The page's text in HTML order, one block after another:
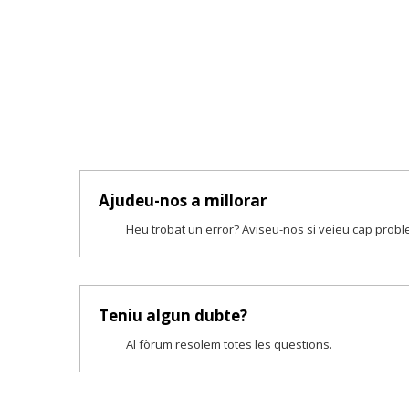
Ajudeu-nos a millorar
Heu trobat un error? Aviseu-nos si veieu cap
Teniu algun dubte?
Al fòrum resolem totes les qüestions.